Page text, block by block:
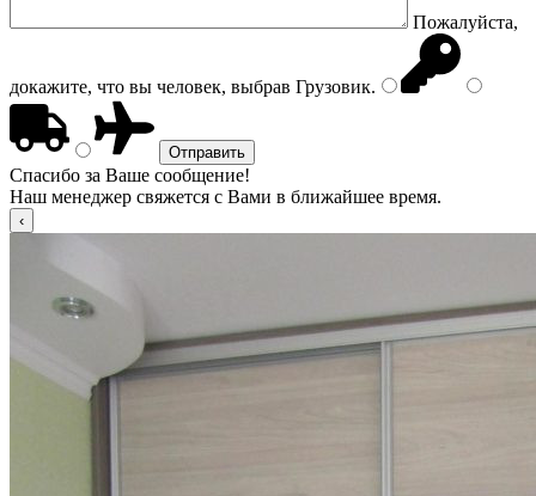
Пожалуйста,
докажите, что вы человек, выбрав Грузовик.
Спасибо за Ваше сообщение!
Наш менеджер свяжется с Вами в ближайшее время.